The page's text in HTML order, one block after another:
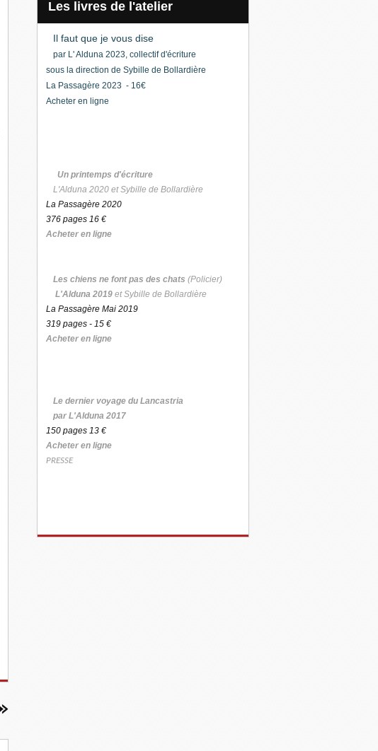
Les livres de l'atelier
Il faut que je vous dise
par L' Alduna 2023, collectif d'écriture
sous la direction de Sybille de Bollardière
La Passagère 2023 - 16€
Acheter en ligne
Un printemps d'écriture
L'Alduna 2020 et Sybille de Bollardière
La Passagère 2020
376 pages 16 €
Acheter en ligne
Les chiens ne font pas des chats (Policier)
L'Alduna 2019 et Sybille de Bollardière
La Passagère Mai 2019
319 pages - 15 €
Acheter en ligne
Le dernier voyage du Lancastria
par L'Alduna 2017
150 pages 13 €
Acheter en ligne
PRESSE